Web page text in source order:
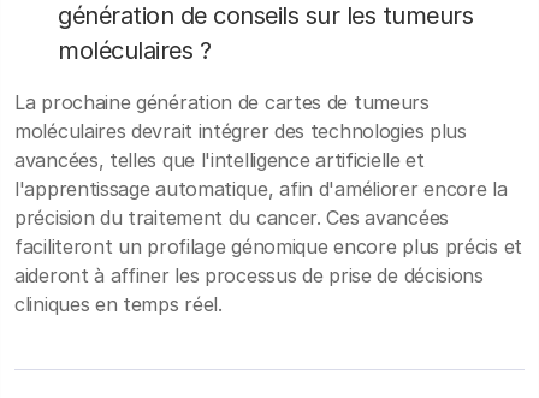
génération de conseils sur les tumeurs
moléculaires ?
La prochaine génération de cartes de tumeurs
moléculaires devrait intégrer des technologies plus
avancées, telles que l'intelligence artificielle et
l'apprentissage automatique, afin d'améliorer encore la
précision du traitement du cancer. Ces avancées
faciliteront un profilage génomique encore plus précis et
aideront à affiner les processus de prise de décisions
cliniques en temps réel.